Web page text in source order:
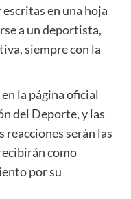
en una hoja
a un deportista,
siempre con la
la página oficial
del Deporte, y las
reacciones serán las
como
por su